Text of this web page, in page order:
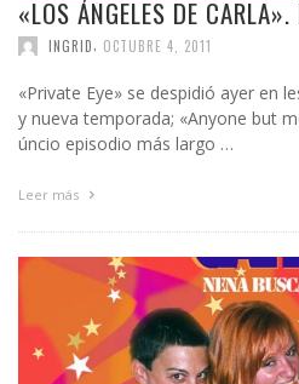
«LOS ÁNGELES DE
INGRID OCTUBRE 4, 2011
«Private Eye» se despidió ayer en
y nueva temporada; «Anyone but
úncio episodio más largo …
Leer más